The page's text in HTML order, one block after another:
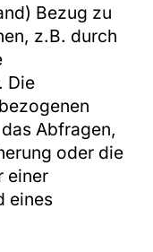
Bezug zu
z.B. durch
Die
Abfragen,
oder die
einer
eines